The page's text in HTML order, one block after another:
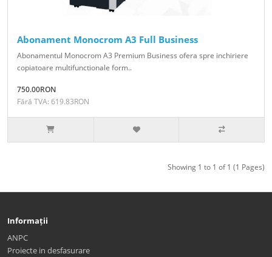
Abonament Monocrom A3 Full Business
Abonamentul Monocrom A3 Premium Business ofera spre inchiriere
copiatoare multifunctionale form..
750.00RON
Fără TVA: 619.83RON
Showing 1 to 1 of 1 (1 Pages)
Informații
ANPC
Proiecte in desfasurare